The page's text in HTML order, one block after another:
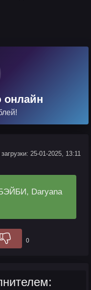
онлайн
25-01-2025, 13:11
Daryana
0